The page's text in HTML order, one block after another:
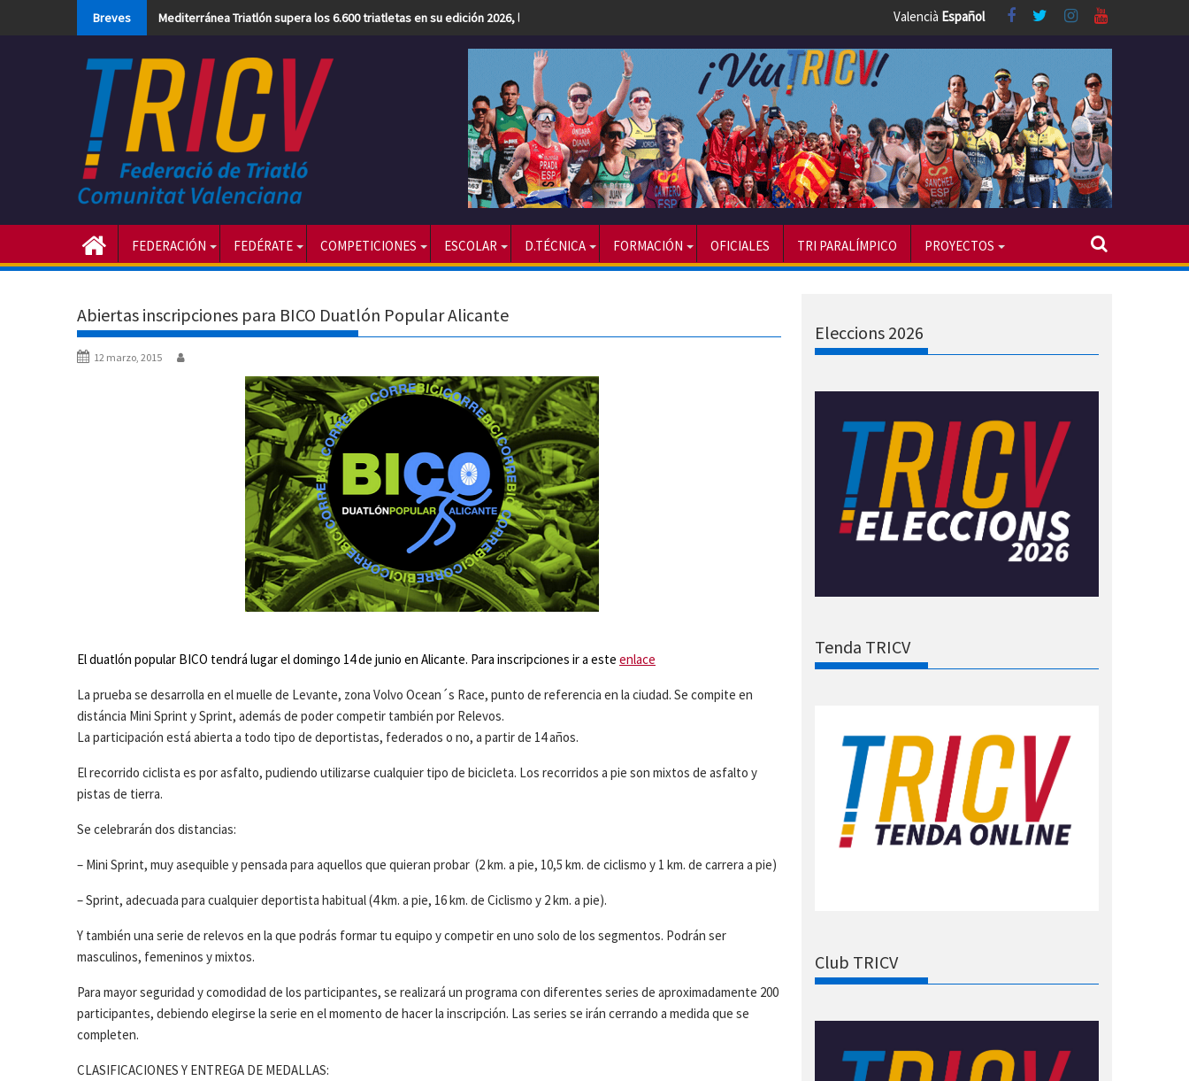
Breves Mediterránea Triatlón supera los 6.600 triatletas en su edición 2026, la más numerosa hasta la fecha Valencià Español
FEDERACIÓN FEDÉRATE COMPETICIONES ESCOLAR D.TÉCNICA FORMACIÓN OFICIALES TRI PARALÍMPICO PROYECTOS
Abiertas inscripciones para BICO Duatlón Popular Alicante
12 marzo, 2015
El duatlón popular BICO tendrá lugar el domingo 14 de junio en Alicante. Para inscripciones ir a este enlace
La prueba se desarrolla en el muelle de Levante, zona Volvo Ocean´s Race, punto de referencia en la ciudad. Se compite en
distáncia Mini Sprint y Sprint, además de poder competir también por Relevos.
La participación está abierta a todo tipo de deportistas, federados o no, a partir de 14 años.
El recorrido ciclista es por asfalto, pudiendo utilizarse cualquier tipo de bicicleta. Los recorridos a pie son mixtos de asfalto y
pistas de tierra.
Se celebrarán dos distancias:
– Mini Sprint, muy asequible y pensada para aquellos que quieran probar (2 km. a pie, 10,5 km. de ciclismo y 1 km. de carrera a pie)
– Sprint, adecuada para cualquier deportista habitual (4 km. a pie, 16 km. de Ciclismo y 2 km. a pie).
Y también una serie de relevos en la que podrás formar tu equipo y competir en uno solo de los segmentos. Podrán ser
masculinos, femeninos y mixtos.
Para mayor seguridad y comodidad de los participantes, se realizará un programa con diferentes series de aproximadamente 200
participantes, debiendo elegirse la serie en el momento de hacer la inscripción. Las series se irán cerrando a medida que se
completen.
CLASIFICACIONES Y ENTREGA DE MEDALLAS:
Eleccions 2026
Tenda TRICV
Club TRICV